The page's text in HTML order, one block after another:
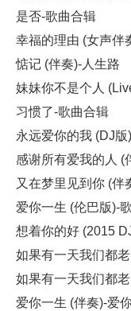
是否-歌曲合辑
幸福的理由 (女声伴
惦记 (伴奏)-人生路
妹妹你不是个人
习惯了-歌曲合辑
永远爱你的我 (DJ版
感谢所有爱我的人 (
又在梦里见到你 (伴
爱你一生 (伦巴版)-
想着你的好 (2015
如果有一天我们都
如果有一天我们都
爱你一生 (伴奏)-爱